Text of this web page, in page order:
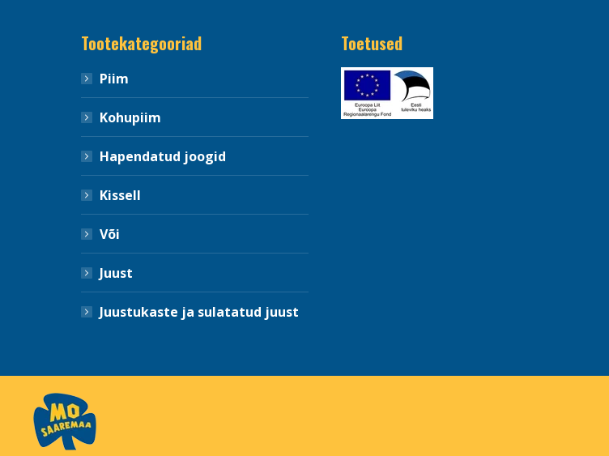
Tootekategooriad
Piim
Kohupiim
Hapendatud joogid
Kissell
Või
Juust
Juustukaste ja sulatatud juust
Toetused